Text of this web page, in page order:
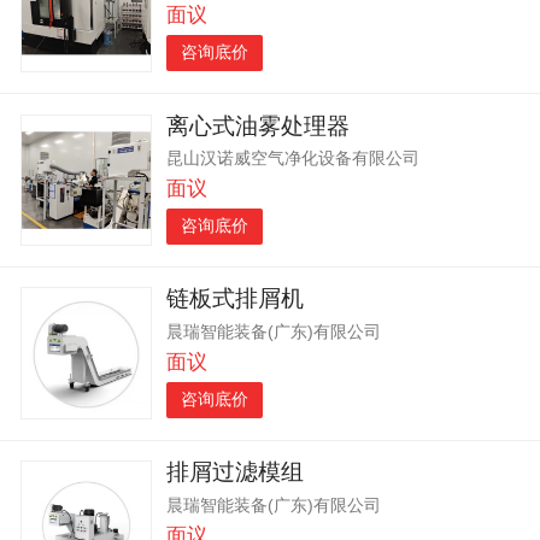
面议
咨询底价
离心式油雾处理器
昆山汉诺威空气净化设备有限公司
面议
咨询底价
链板式排屑机
晨瑞智能装备(广东)有限公司
面议
咨询底价
排屑过滤模组
晨瑞智能装备(广东)有限公司